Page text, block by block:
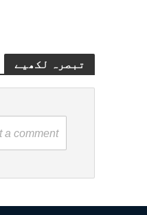
تبصرہ لکھیے
a comment